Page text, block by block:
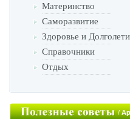
Материнство
Саморазвитие
Здоровье и
Справочники
Отдых
/